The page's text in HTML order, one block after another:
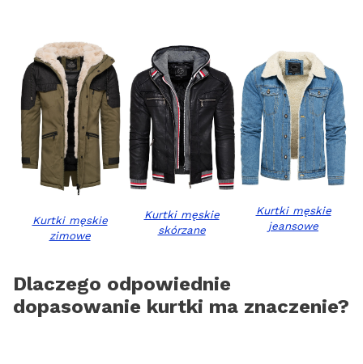
Kurtki męskie
zimowe
Kurtki męskie
skórzane
Kurtki męskie
jeansowe
Dlaczego odpowiednie
dopasowanie kurtki ma znaczenie?